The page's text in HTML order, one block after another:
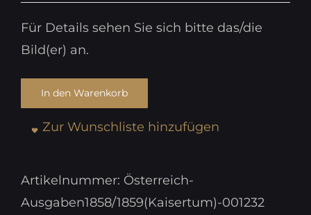
Für Details sehen Sie sich bitte das/die
Bild(er) an.
In den Warenkorb
Zur Wunschliste hinzufügen
Artikelnummer: Österreich-
Ausgaben1858/1859(Kaisertum)-001232